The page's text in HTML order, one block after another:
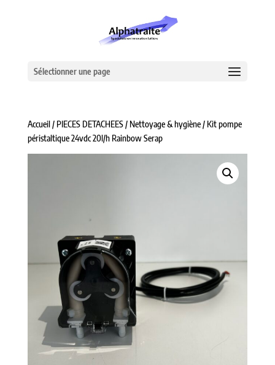
Sélectionner une page
Accueil/ PIECES DETACHEES/ Nettoyage & hygiène/ Kit pompe
péristaltique 24vdc 20l/h Rainbow Serap